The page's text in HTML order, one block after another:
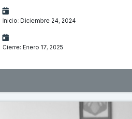
Inicio: Diciembre 24, 2024
Cierre: Enero 17, 2025